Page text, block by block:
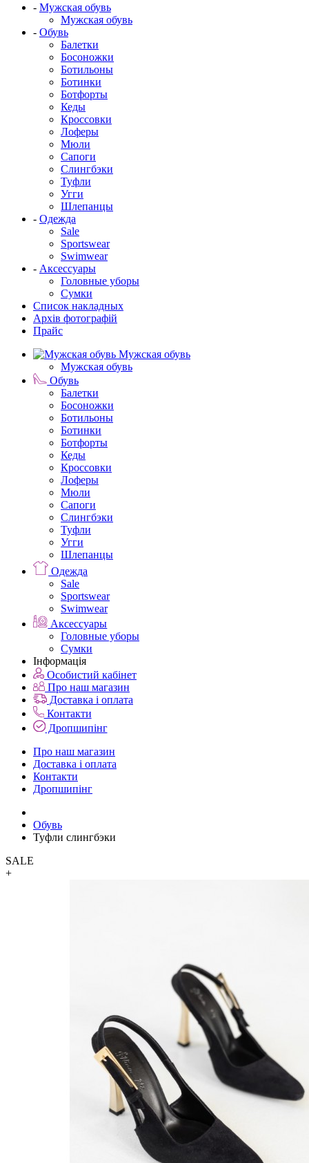
- Мужская обувь
Мужская обувь
- Обувь
Балетки
Босоножки
Ботильоны
Ботинки
Ботфорты
Кеды
Кроссовки
Лоферы
Мюли
Сапоги
Слингбэки
Туфли
Угги
Шлепанцы
- Одежда
Sale
Sportswear
Swimwear
- Аксессуары
Головные уборы
Сумки
Список накладных
Архів фотографій
Прайс
Мужская обувь
Мужская обувь
Обувь
Балетки
Босоножки
Ботильоны
Ботинки
Ботфорты
Кеды
Кроссовки
Лоферы
Мюли
Сапоги
Слингбэки
Туфли
Угги
Шлепанцы
Одежда
Sale
Sportswear
Swimwear
Аксессуары
Головные уборы
Сумки
Інформація
Особистий кабінет
Про наш магазин
Доставка і оплата
Контакти
Дропшипінг
Про наш магазин
Доставка і оплата
Контакти
Дропшипінг
Обувь
Туфли слингбэки
SALE
+